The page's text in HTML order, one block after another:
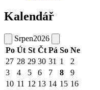
Kalendář
Srpen2026
Po Út St Čt Pá So Ne
27 28 29 30 31 1
2
3
4 5 6 7 8
9
10 11 12 13 14 15 16